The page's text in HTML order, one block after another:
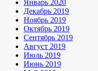
Январь 2020
Декабрь 2019
Ноябрь 2019
Октябрь 2019
Сентябрь 2019
Август 2019
Июль 2019
Июнь 2019